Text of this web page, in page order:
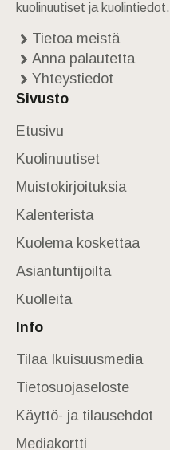
kuolinuutiset ja kuolintiedot.
Tietoa meistä
Anna palautetta
Yhteystiedot
Sivusto
Etusivu
Kuolinuutiset
Muistokirjoituksia
Kalenterista
Kuolema koskettaa
Asiantuntijoilta
Kuolleita
Info
Tilaa Ikuisuusmedia
Tietosuojaseloste
Käyttö- ja tilausehdot
Mediakortti